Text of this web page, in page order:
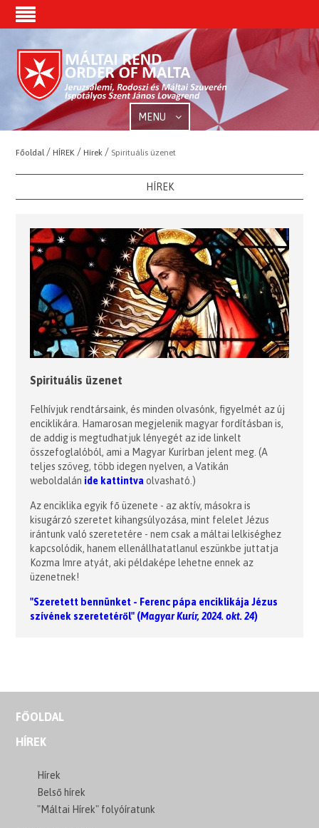
MENU
Főoldal /HÍREK /Hírek / Spirituális üzenet
HÍREK
Spirituális üzenet
Felhívjuk rendtársaink, és minden olvasónk, figyelmét az új
enciklikára. Hamarosan megjelenik magyar fordításban is,
de addig is megtudhatjuk lényegét az ide linkelt
összefoglalóból, ami a Magyar Kurírban jelent meg. (A
teljes szöveg, több idegen nyelven, a Vatikán
weboldalán ide kattintva olvasható.)
Az enciklika egyik fő üzenete - az aktív, másokra is
kisugárzó szeretet kihangsúlyozása, mint felelet Jézus
irántunk való szeretetére - nem csak a máltai lelkiséghez
kapcsolódik, hanem ellenállhatatlanul eszünkbe juttatja
Kozma Imre atyát, aki példaképe lehetne ennek az
üzenetnek!
"Szeretett bennünket - Ferenc pápa enciklikája Jézus
szívének szeretetéről" (Magyar Kurír, 2024. okt. 24)
FŐOLDAL
HÍREK
Hírek
Belső hírek
"Máltai Hírek" folyóíratunk